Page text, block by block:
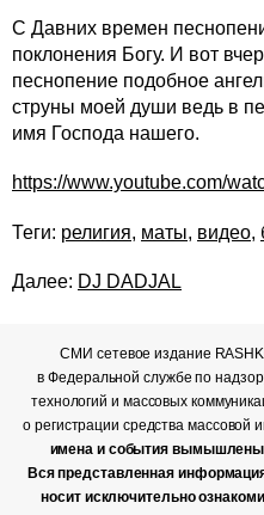
С Давних времен
поклонения Богу. И вот
песнопение подобное
струны моей души ведь в
имя Господа нашего.
https://www.youtube.com/
Теги: религия, маты, видео,
Далее: DJ DADJAL
СМИ сетевое издание
в Федеральной службе по
технологий и массовых
о регистрации средства массовой
имена и события
Вся представленная
носит исключительно